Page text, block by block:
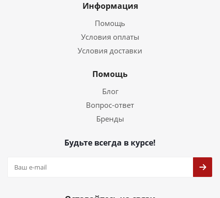
Информация
Помощь
Условия оплаты
Условия доставки
Помощь
Блог
Вопрос-ответ
Бренды
Будьте всегда в курсе!